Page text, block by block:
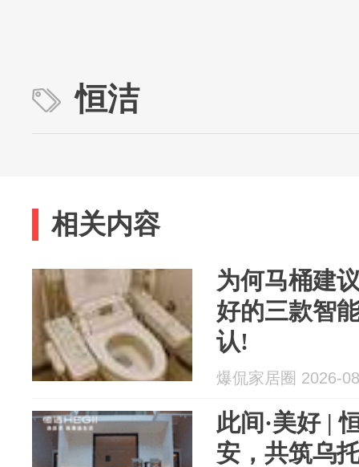
恒洁
相关内容
为何马桶建
好的三款智
认!
爆侃家居圈 2026-
此间·美好 |
安，共筑乌